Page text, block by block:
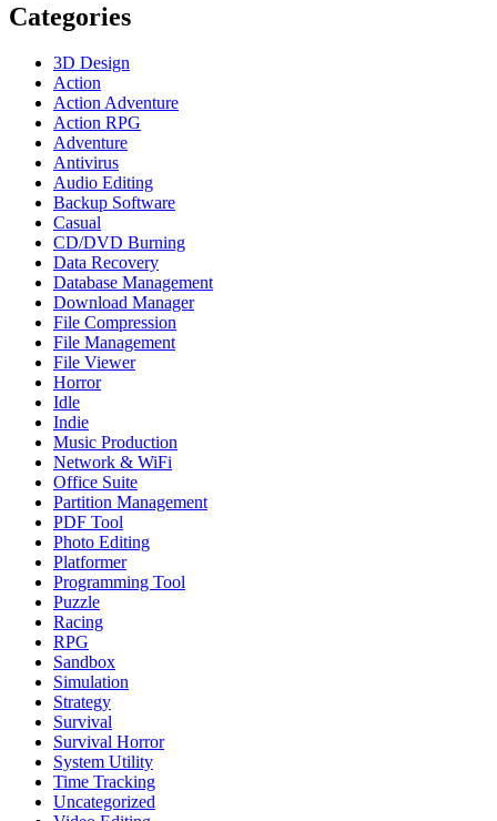
Categories
3D Design
Action
Action Adventure
Action RPG
Adventure
Antivirus
Audio Editing
Backup Software
Casual
CD/DVD Burning
Data Recovery
Database Management
Download Manager
File Compression
File Management
File Viewer
Horror
Idle
Indie
Music Production
Network & WiFi
Office Suite
Partition Management
PDF Tool
Photo Editing
Platformer
Programming Tool
Puzzle
Racing
RPG
Sandbox
Simulation
Strategy
Survival
Survival Horror
System Utility
Time Tracking
Uncategorized